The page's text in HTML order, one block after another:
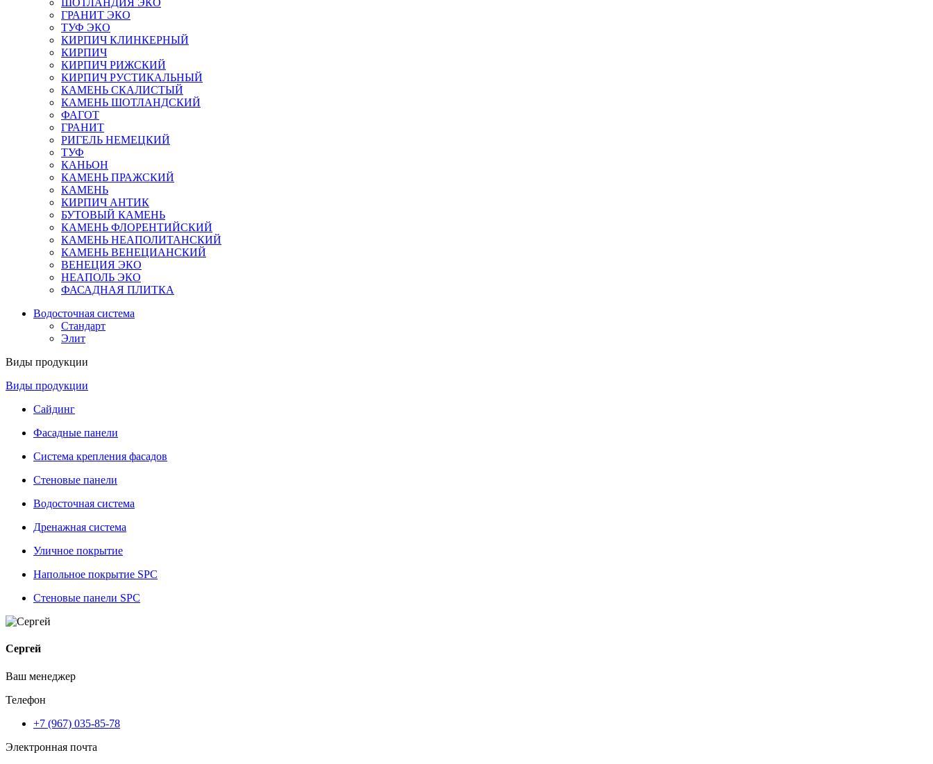
ШОТЛАНДИЯ ЭКО
ГРАНИТ ЭКО
ТУФ ЭКО
КИРПИЧ КЛИНКЕРНЫЙ
КИРПИЧ
КИРПИЧ РИЖСКИЙ
КИРПИЧ РУСТИКАЛЬНЫЙ
КАМЕНЬ СКАЛИСТЫЙ
КАМЕНЬ ШОТЛАНДСКИЙ
ФАГОТ
ГРАНИТ
РИГЕЛЬ НЕМЕЦКИЙ
ТУФ
КАНЬОН
КАМЕНЬ ПРАЖСКИЙ
КАМЕНЬ
КИРПИЧ АНТИК
БУТОВЫЙ КАМЕНЬ
КАМЕНЬ ФЛОРЕНТИЙСКИЙ
КАМЕНЬ НЕАПОЛИТАНСКИЙ
КАМЕНЬ ВЕНЕЦИАНСКИЙ
ВЕНЕЦИЯ ЭКО
НЕАПОЛЬ ЭКО
ФАСАДНАЯ ПЛИТКА
Водосточная система
Стандарт
Элит
Виды продукции
Виды продукции
Сайдинг
Фасадные панели
Система крепления фасадов
Стеновые панели
Водосточная система
Дренажная система
Уличное покрытие
Напольное покрытие SPC
Стеновые панели SPC
Сергей
Ваш менеджер
Телефон
+7 (967) 035-85-78
Электронная почта